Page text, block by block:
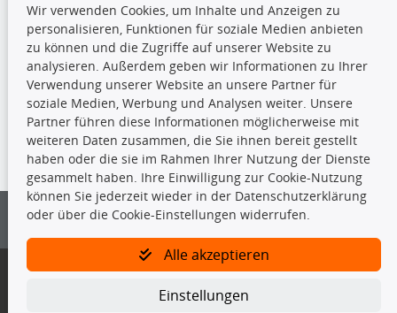
TecDoc Inside
Die hier angezeigten Daten insbesondere die gesamte Datenbank dürfen
nicht kopiert werden.
Es ist zu unterlassen, die Daten oder die gesamte Datenbank ohne
vorherige Zustimmung von TecDoc zu vervielfältigen, zu verbreiten
und/oder diese Handlungen durch Dritte ausführen zu lassen. Ein
Bitte prüfen Sie, ob das über unseren Onlineshop identifizierte Ersatzteil
Gegebenenfalls sind ergänzende Informationen notwendig, um
Wir verwenden Cookies, um Inhalte und Anzeigen zu
personalisieren, Funktionen für soziale Medien anbieten
zu können und die Zugriffe auf unserer Website zu
analysieren. Außerdem geben wir Informationen zu Ihrer
Verwendung unserer Website an unsere Partner für
soziale Medien, Werbung und Analysen weiter. Unsere
Partner führen diese Informationen möglicherweise mit
weiteren Daten zusammen, die Sie ihnen bereit gestellt
haben oder die sie im Rahmen Ihrer Nutzung der Dienste
gesammelt haben. Ihre Einwilligung zur Cookie-Nutzung
können Sie jederzeit wieder in der Datenschutzerklärung
oder über die Cookie-Einstellungen widerrufen.
Alle akzeptieren
Einstellungen